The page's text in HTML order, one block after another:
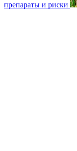
препараты и риски